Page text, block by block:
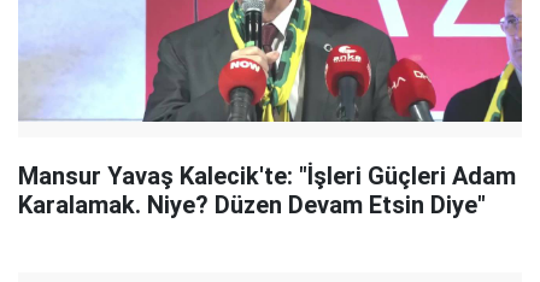
Mansur Yavaş Kalecik'te: "İşleri Güçleri Adam
Karalamak. Niye? Düzen Devam Etsin Diye"